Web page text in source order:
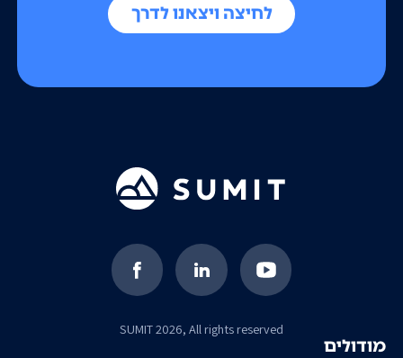
לחיצה ויצאנו לדרך
SUMIT 2026, All rights reserved
מודולים